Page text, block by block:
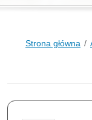
Strona główna